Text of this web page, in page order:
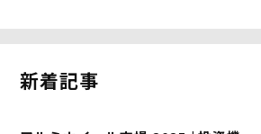
新着記事